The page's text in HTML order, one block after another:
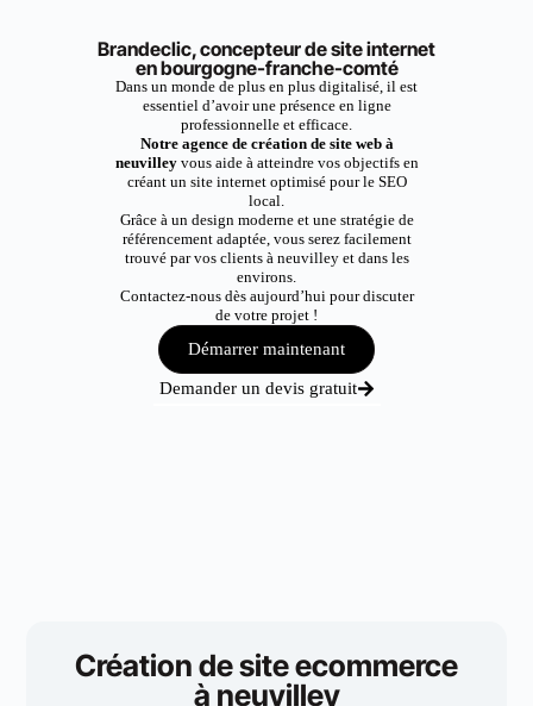
Brandeclic, concepteur de site internet
en bourgogne-franche-comté
Dans un monde de plus en plus digitalisé, il est
essentiel d’avoir une présence en ligne
professionnelle et efficace.
Notre agence de création de site web à
neuvilleyvous aide à atteindre vos objectifs en
créant un site internet optimisé pour le SEO
local.
Grâce à un design moderne et une stratégie de
référencement adaptée, vous serez facilement
trouvé par vos clients à neuvilley et dans les
environs.
Contactez-nous dès aujourd’hui pour discuter
de votre projet !
Démarrer maintenant
Demander un devis gratuit
Création de site ecommerce
à neuvilley